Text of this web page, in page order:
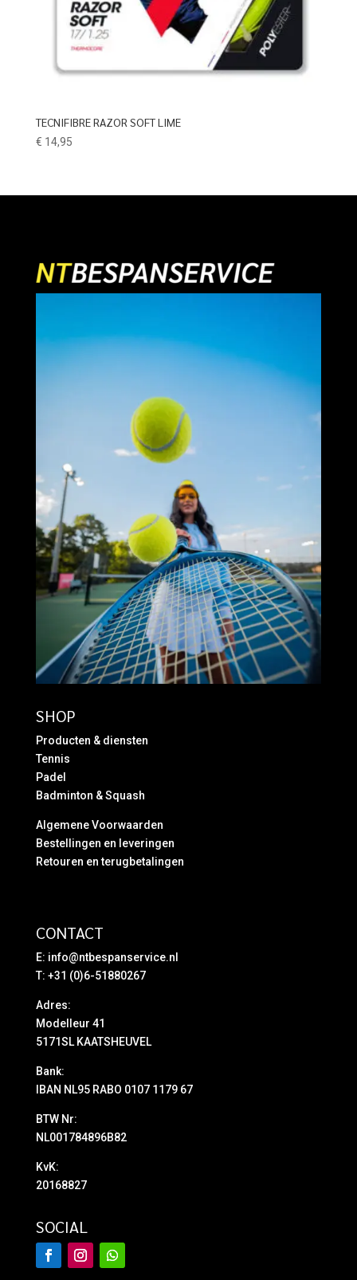
TECNIFIBRE RAZOR SOFT LIME
€ 14,95
SHOP
Producten & diensten
Tennis
Padel
Badminton & Squash
Algemene Voorwaarden
Bestellingen en leveringen
Retouren en terugbetalingen
CONTACT
E: info@ntbespanservice.nl
T: +31 (0)6-51880267
Adres:
Modelleur 41
5171SL KAATSHEUVEL
Bank:
IBAN NL95 RABO 0107 1179 67
BTW Nr:
NL001784896B82
KvK:
20168827
SOCIAL